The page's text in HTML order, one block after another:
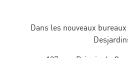
Dans les nouveaux